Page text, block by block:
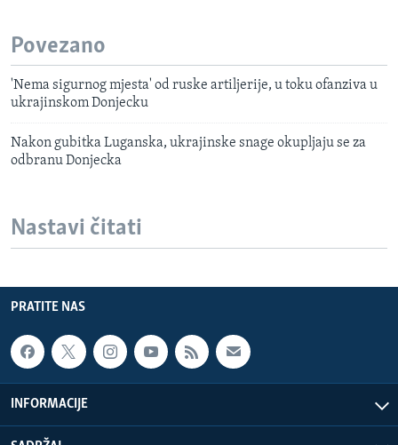
Povezano
'Nema sigurnog mjesta' od ruske artiljerije, u toku ofanziva u
ukrajinskom Donjecku
Nakon gubitka Luganska, ukrajinske snage okupljaju se za
odbranu Donjecka
Nastavi čitati
PRATITE NAS
INFORMACIJE